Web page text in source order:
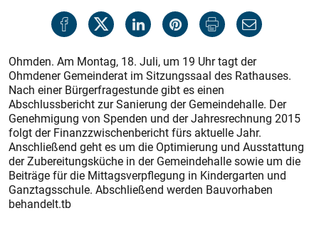
Ohmden. Am Montag, 18. Juli, um 19 Uhr tagt der
Ohmdener Gemeinderat im Sitzungssaal des Rathauses.
Nach einer Bürgerfragestunde gibt es einen
Abschlussbericht zur Sanierung der Gemeindehalle. Der
Genehmigung von Spenden und der Jahresrechnung 2015
folgt der Finanzzwischenbericht fürs aktuelle Jahr.
Anschließend geht es um die Optimierung und Ausstattung
der Zubereitungsküche in der Gemeindehalle sowie um die
Beiträge für die Mittagsverpflegung in Kindergarten und
Ganztagsschule. Abschließend werden Bauvorhaben
behandelt.tb